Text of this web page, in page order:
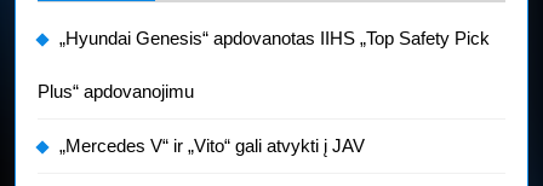
„Hyundai Genesis“ apdovanotas IIHS „Top Safety Pick
Plus“ apdovanojimu
„Mercedes V“ ir „Vito“ gali atvykti į JAV